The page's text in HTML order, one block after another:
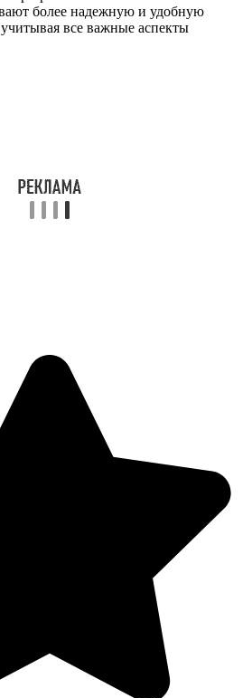
более надежную и удобную
все важные аспекты